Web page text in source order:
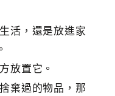
活，還是放進家
放置它。
棄過的物品，那